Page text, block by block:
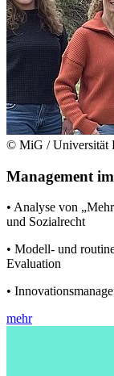
© MiG / Universität
Management
• Analyse von
und Sozialrecht
• Modell- und
Evaluation
•
mehr